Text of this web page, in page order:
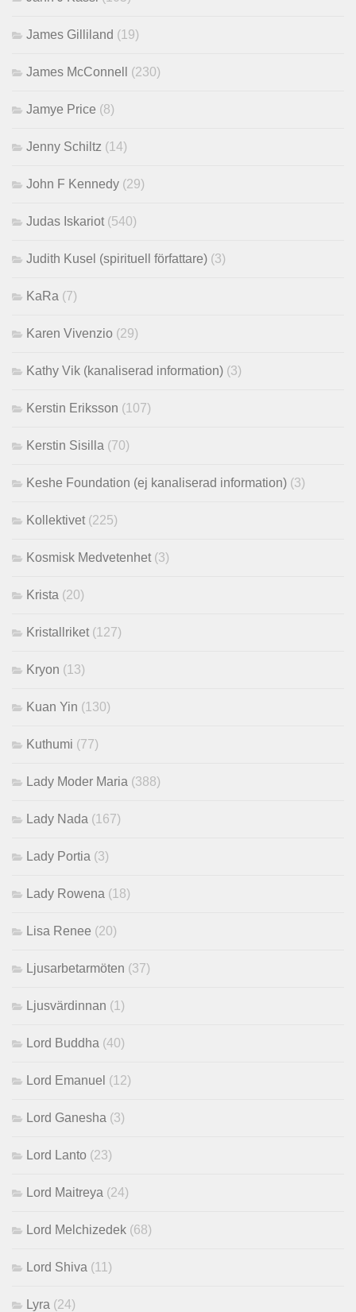
James Gilliland (19)
James McConnell (230)
Jamye Price (8)
Jenny Schiltz (14)
John F Kennedy (29)
Judas Iskariot (540)
Judith Kusel (spirituell författare) (3)
KaRa (7)
Karen Vivenzio (29)
Kathy Vik (kanaliserad information) (3)
Kerstin Eriksson (107)
Kerstin Sisilla (70)
Keshe Foundation (ej kanaliserad information) (3)
Kollektivet (225)
Kosmisk Medvetenhet (3)
Krista (20)
Kristallriket (127)
Kryon (13)
Kuan Yin (130)
Kuthumi (77)
Lady Moder Maria (388)
Lady Nada (167)
Lady Portia (3)
Lady Rowena (18)
Lisa Renee (20)
Ljusarbetarmöten (37)
Ljusvärdinnan (1)
Lord Buddha (40)
Lord Emanuel (12)
Lord Ganesha (3)
Lord Lanto (23)
Lord Maitreya (24)
Lord Melchizedek (68)
Lord Shiva (11)
Lyra (24)